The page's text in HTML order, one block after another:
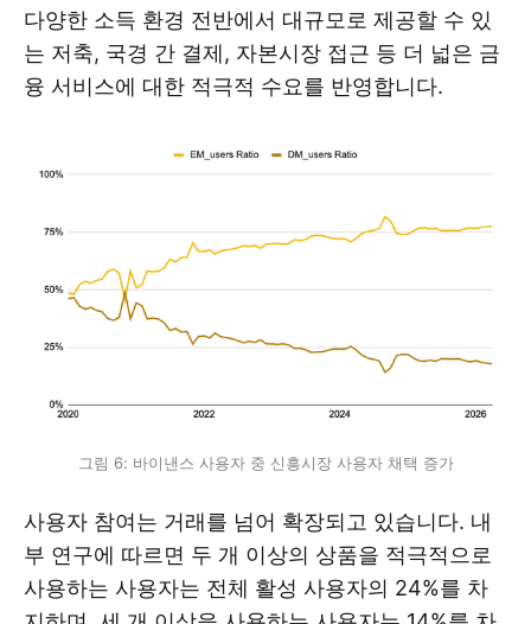
다양한 소득 환경 전반에서 대규모로 제공할 수 있
는 저축, 국경 간 결제, 자본시장 접근 등 더 넓은 금
융 서비스에 대한 적극적 수요를 반영합니다.
그림 6: 바이낸스 사용자 중 신흥시장 사용자 채택 증가
사용자 참여는 거래를 넘어 확장되고 있습니다. 내
부 연구에 따르면 두 개 이상의 상품을 적극적으로
사용하는 사용자는 전체 활성 사용자의 24%를 차